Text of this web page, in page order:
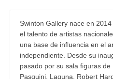
Swinton Gallery nace en
el talento de artistas
una base de influencia en el
independiente. Desde su
pasado por su sala figuras de
Pasquini, Laguna, Robert